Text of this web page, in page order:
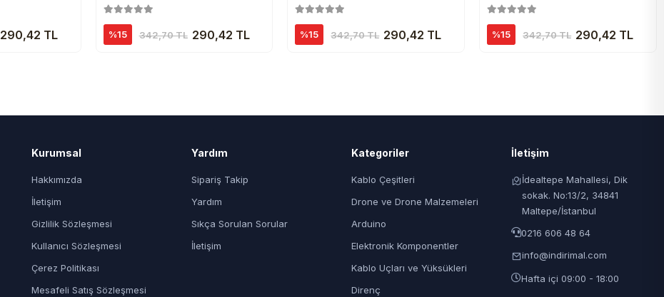
290,42 TL %15 342,70 TL 290,42 TL
Giden Araba
%15 342,70 TL 290,42 TL %15 342,70 TL 290,42 TL
Kurumsal
Hakkımızda
İletişim
Gizlilik Sözleşmesi
Kullanıcı Sözleşmesi
Çerez Politikası
Mesafeli Satış Sözleşmesi
Yardım
Sipariş Takip
Yardım
Sıkça Sorulan Sorular
İletişim
Kategoriler
Kablo Çeşitleri
Drone ve Drone Malzemeleri
Arduino
Elektronik Komponentler
Kablo Uçları ve Yüksükleri
Direnç
İletişim
İdealtepe Mahallesi, Dik
sokak. No:13/2, 34841
Maltepe/İstanbul
0216 606 48 64
info@indirimal.com
Hafta içi 09:00 - 18:00